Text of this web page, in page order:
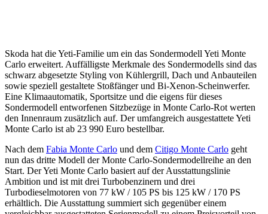
Skoda hat die Yeti-Familie um ein das Sondermodell Yeti Monte
Carlo erweitert. Auffälligste Merkmale des Sondermodells sind das
schwarz abgesetzte Styling von Kühlergrill, Dach und Anbauteilen
sowie speziell gestaltete Stoßfänger und Bi-Xenon-Scheinwerfer.
Eine Klimaautomatik, Sportsitze und die eigens für dieses
Sondermodell entworfenen Sitzbezüge in Monte Carlo-Rot werten
den Innenraum zusätzlich auf. Der umfangreich ausgestattete Yeti
Monte Carlo ist ab 23 990 Euro bestellbar.
Nach dem Fabia Monte Carlo und dem Citigo Monte Carlo geht
nun das dritte Modell der Monte Carlo-Sondermodellreihe an den
Start. Der Yeti Monte Carlo basiert auf der Ausstattungslinie
Ambition und ist mit drei Turbobenzinern und drei
Turbodieselmotoren von 77 kW / 105 PS bis 125 kW / 170 PS
erhältlich. Die Ausstattung summiert sich gegenüber einem